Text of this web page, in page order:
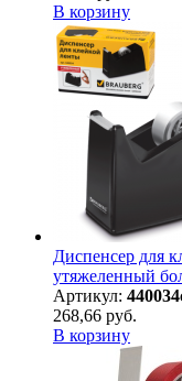
В корзину
Диспенсер для
утяжеленный
Артикул:
268,66 руб.
В корзину